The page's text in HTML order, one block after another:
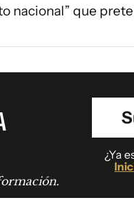
nacional” que
¿Ya